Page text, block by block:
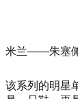
米兰——朱塞佩
该系列的明星